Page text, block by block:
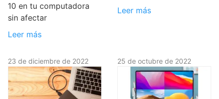
10 en tu computadora
sin afectar
Leer más
Leer más
23 de diciembre de 2022 25 de octubre de 2022